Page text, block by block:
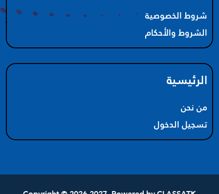
شروط الخصوصية
الشروط والأحكام
الرئيسية
من نحن
تسجيل الدخول